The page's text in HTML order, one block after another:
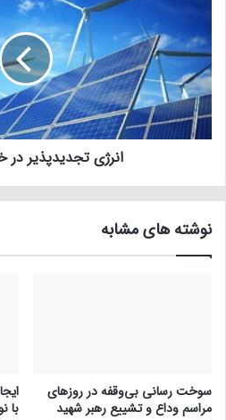
انرژی تجدیدپذیر
نوشته های مشابه
سوخت رسانی بی‌وقفه در روز‌های
مراسم وداع و تشییع رهبر شهید
با